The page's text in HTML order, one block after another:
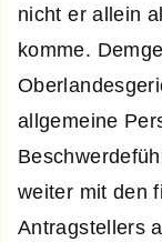
nicht er allein
komme.
allgemeine
weiter mit den
Antragstellers